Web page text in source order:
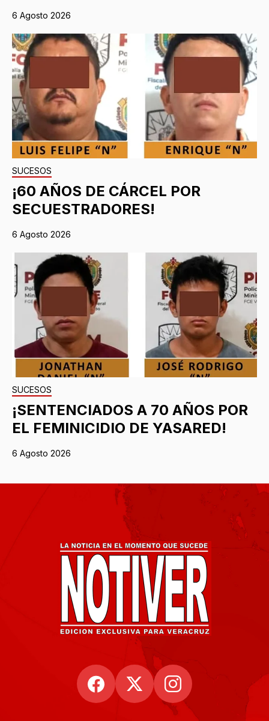
6 Agosto 2026
SUCESOS
¡60 AÑOS DE CÁRCEL POR
SECUESTRADORES!
6 Agosto 2026
SUCESOS
¡SENTENCIADOS A 70 AÑOS POR
EL FEMINICIDIO DE YASARED!
6 Agosto 2026